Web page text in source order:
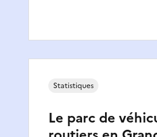
Le parc de
Statistiques